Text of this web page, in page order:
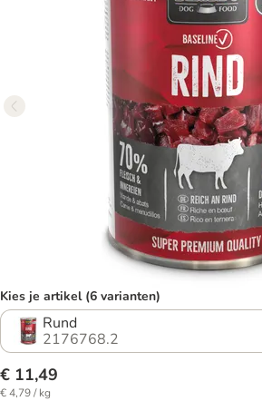
Kies je artikel (6 varianten)
Rund
2176768.2
€ 11,49
€ 4,79 / kg